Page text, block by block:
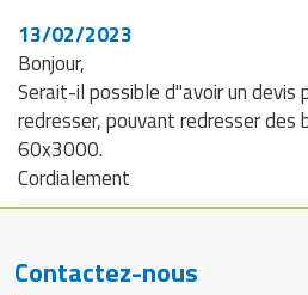
13/02/2023
Bonjour,
Serait-il possible d"avoir un devis
redresser, pouvant redresser
60x3000.
Cordialement
Contactez-nous